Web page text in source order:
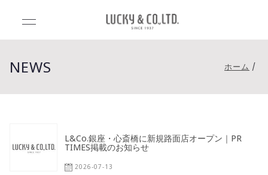
Luck
y&C
o.,Ltd
.（ラ
アンドカンパ
NEWS ホーム
L&Co.銀座・心斎橋に新規路面店オープン｜PR
TIMES掲載のお知らせ
2026-07-13